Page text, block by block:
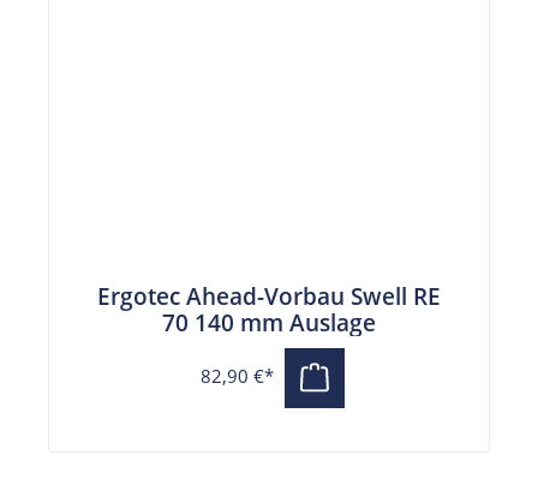
Ergotec Ahead-Vorbau Swell RE
70 140 mm Auslage
82,90 €*